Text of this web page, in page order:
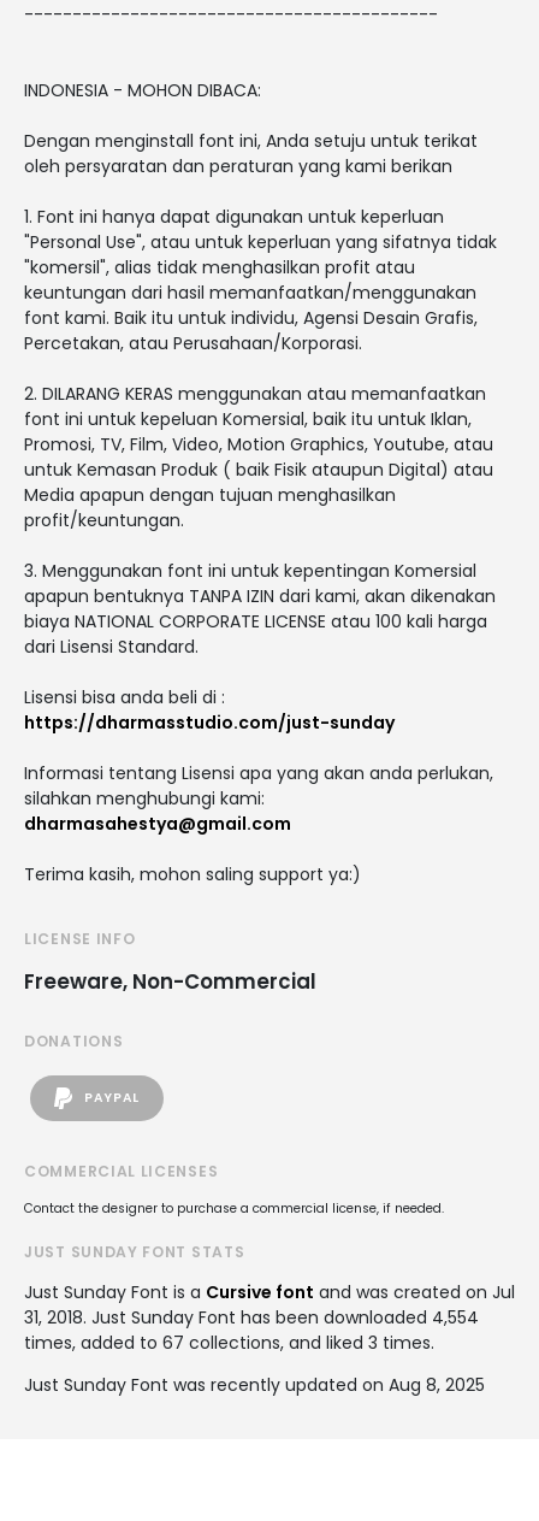
-------------------------------------------
INDONESIA - MOHON DIBACA:
Dengan menginstall font ini, Anda setuju untuk terikat
oleh persyaratan dan peraturan yang kami berikan
1. Font ini hanya dapat digunakan untuk keperluan
"Personal Use", atau untuk keperluan yang sifatnya tidak
"komersil", alias tidak menghasilkan profit atau
keuntungan dari hasil memanfaatkan/menggunakan
font kami. Baik itu untuk individu, Agensi Desain Grafis,
Percetakan, atau Perusahaan/Korporasi.
2. DILARANG KERAS menggunakan atau memanfaatkan
font ini untuk kepeluan Komersial, baik itu untuk Iklan,
Promosi, TV, Film, Video, Motion Graphics, Youtube, atau
untuk Kemasan Produk ( baik Fisik ataupun Digital) atau
Media apapun dengan tujuan menghasilkan
profit/keuntungan.
3. Menggunakan font ini untuk kepentingan Komersial
apapun bentuknya TANPA IZIN dari kami, akan dikenakan
biaya NATIONAL CORPORATE LICENSE atau 100 kali harga
dari Lisensi Standard.
Lisensi bisa anda beli di :
https://dharmasstudio.com/just-sunday
Informasi tentang Lisensi apa yang akan anda perlukan,
silahkan menghubungi kami:
dharmasahestya@gmail.com
Terima kasih, mohon saling support ya:)
LICENSE INFO
Freeware, Non-Commercial
DONATIONS
PAYPAL
COMMERCIAL LICENSES
Contact the designer to purchase a commercial license, if needed.
JUST SUNDAY FONT STATS
Just Sunday Font is a Cursive font and was created on Jul
31, 2018. Just Sunday Font has been downloaded 4,554
times, added to 67 collections, and liked 3 times.
Just Sunday Font was recently updated on Aug 8, 2025